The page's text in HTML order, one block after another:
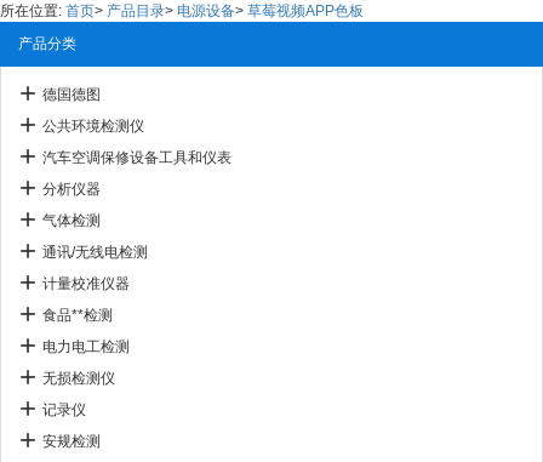
所在位置: 首页> 产品目录> 电源设备> 草莓视频APP色板
产品分类
德国德图
公共环境检测仪
汽车空调保修设备工具和仪表
分析仪器
气体检测
通讯/无线电检测
计量校准仪器
食品**检测
电力电工检测
无损检测仪
记录仪
安规检测